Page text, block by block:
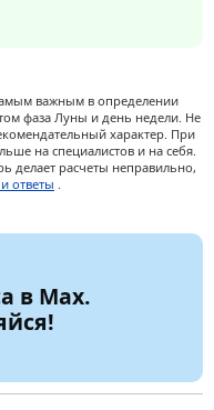
важным в определении
фаза Луны и день недели. Не
характер. При
на специалистов и на себя.
делает расчеты неправильно,
ответы .
в Max.